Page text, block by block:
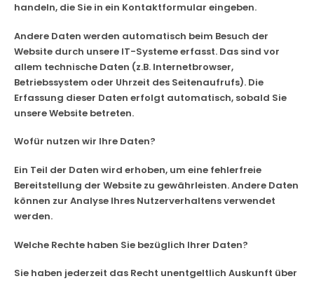
handeln, die Sie in ein Kontaktformular eingeben.
Andere Daten werden automatisch beim Besuch der
Website durch unsere IT-Systeme erfasst. Das sind vor
allem technische Daten (z.B. Internetbrowser,
Betriebssystem oder Uhrzeit des Seitenaufrufs). Die
Erfassung dieser Daten erfolgt automatisch, sobald Sie
unsere Website betreten.
Wofür nutzen wir Ihre Daten?
Ein Teil der Daten wird erhoben, um eine fehlerfreie
Bereitstellung der Website zu gewährleisten. Andere Daten
können zur Analyse Ihres Nutzerverhaltens verwendet
werden.
Welche Rechte haben Sie bezüglich Ihrer Daten?
Sie haben jederzeit das Recht unentgeltlich Auskunft über